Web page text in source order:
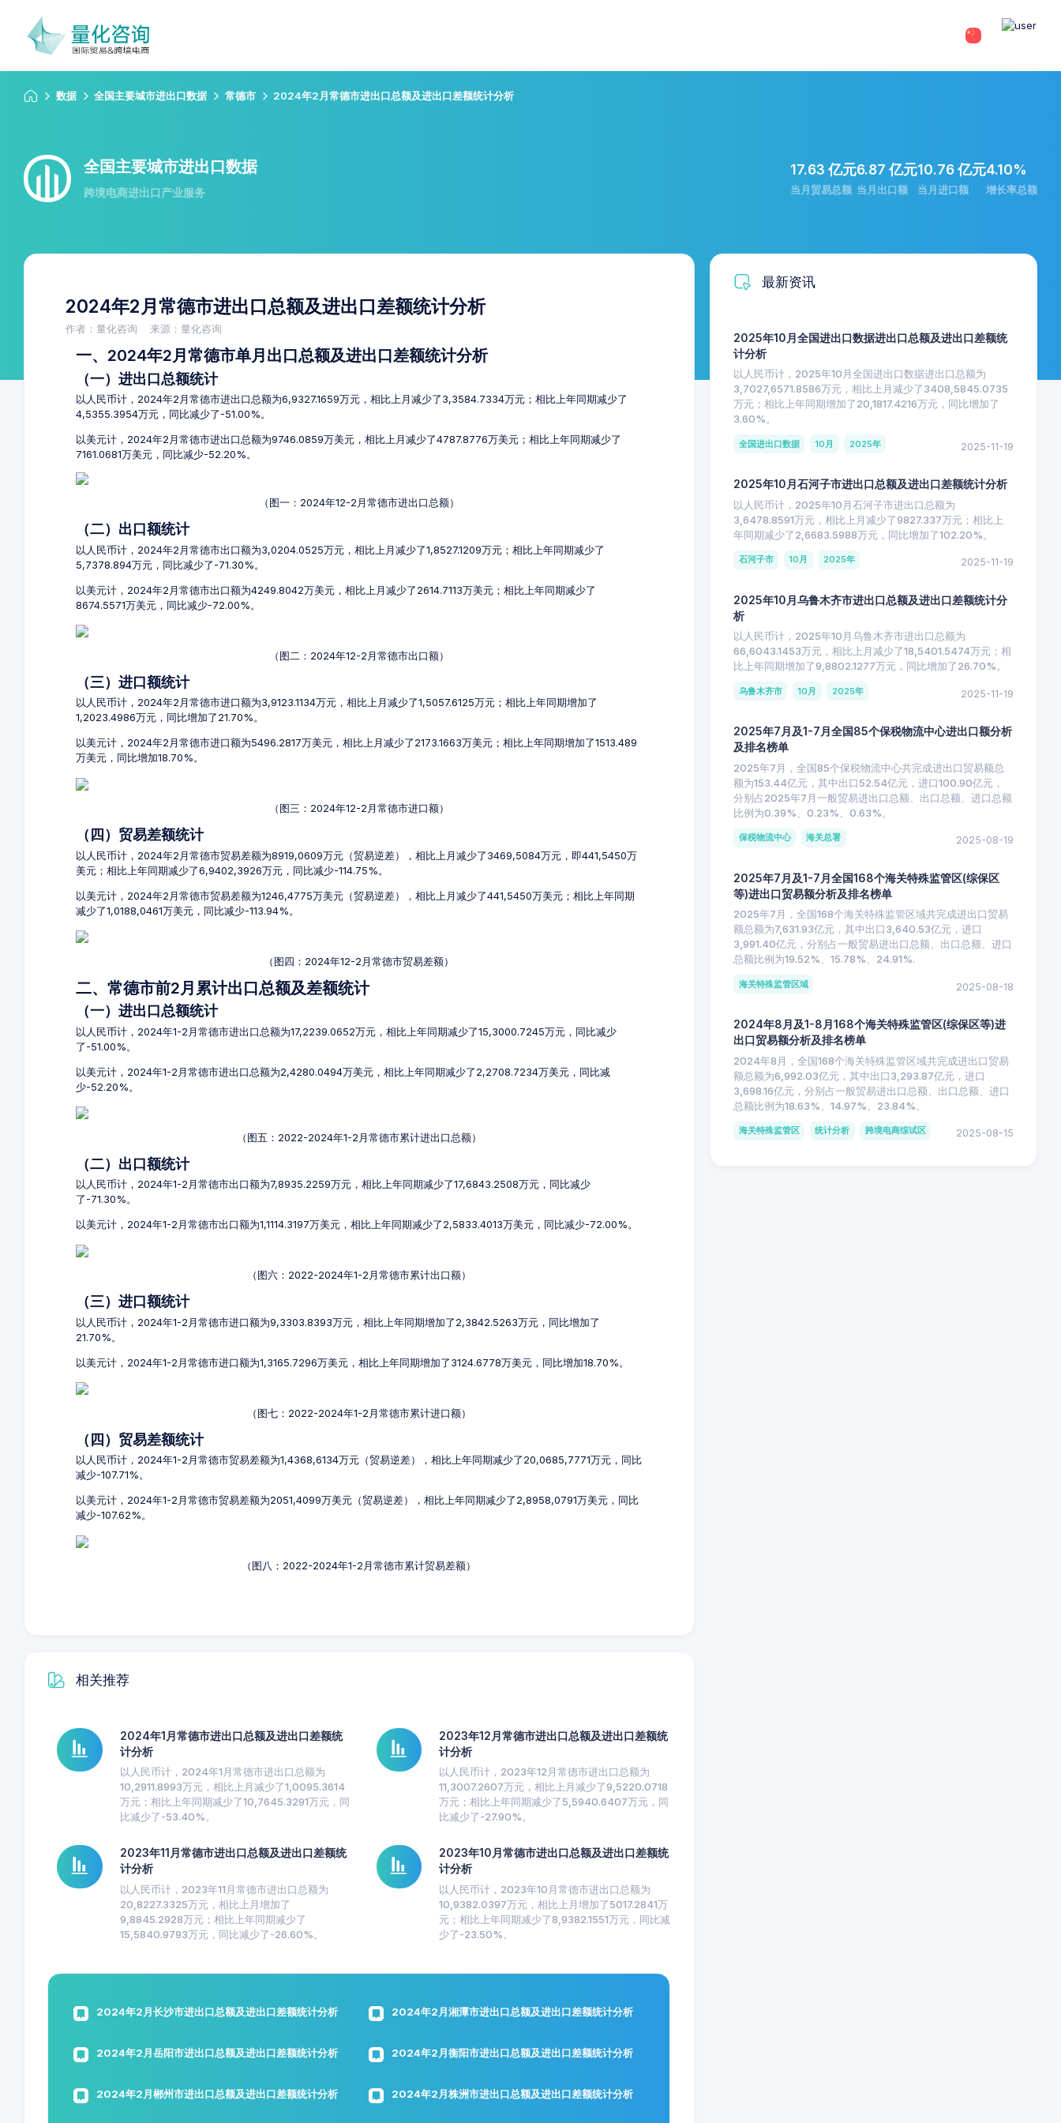
数据 全国主要城市进出口数据 常德市 2024年2月常德市进出口总额及进出口差额统计分析
全国主要城市进出口数据
跨境电商进出口产业服务
17.63 亿元
当月贸易总额
6.87 亿元
当月出口额
10.76 亿元
当月进口额
4.10%
增长率总额
2024年2月常德市进出口总额及进出口差额统计分析
作者：量化咨询 来源：量化咨询
一、2024年2月常德市单月出口总额及进出口差额统计分析
（一）进出口总额统计
以人民币计，2024年2月常德市进出口总额为6,9327.1659万元，相比上月减少了3,3584.7334万元；相比上年同期减少了
4,5355.3954万元，同比减少了-51.00%。
以美元计，2024年2月常德市进出口总额为9746.0859万美元，相比上月减少了4787.8776万美元；相比上年同期减少了
7161.0681万美元，同比减少-52.20%。
（图一：2024年12-2月常德市进出口总额）
（二）出口额统计
以人民币计，2024年2月常德市出口额为3,0204.0525万元，相比上月减少了1,8527.1209万元；相比上年同期减少了
5,7378.894万元，同比减少了-71.30%。
以美元计，2024年2月常德市出口额为4249.8042万美元，相比上月减少了2614.7113万美元；相比上年同期减少了
8674.5571万美元，同比减少-72.00%。
（图二：2024年12-2月常德市出口额）
（三）进口额统计
以人民币计，2024年2月常德市进口额为3,9123.1134万元，相比上月减少了1,5057.6125万元；相比上年同期增加了
1,2023.4986万元，同比增加了21.70%。
以美元计，2024年2月常德市进口额为5496.2817万美元，相比上月减少了2173.1663万美元；相比上年同期增加了1513.489
万美元，同比增加18.70%。
（图三：2024年12-2月常德市进口额）
（四）贸易差额统计
以人民币计，2024年2月常德市贸易差额为8919,0609万元（贸易逆差），相比上月减少了3469,5084万元，即441,5450万
美元；相比上年同期减少了6,9402,3926万元，同比减少-114.75%。
以美元计，2024年2月常德市贸易差额为1246,4775万美元（贸易逆差），相比上月减少了441,5450万美元；相比上年同期
减少了1,0188,0461万美元，同比减少-113.94%。
（图四：2024年12-2月常德市贸易差额）
二、常德市前2月累计出口总额及差额统计
（一）进出口总额统计
以人民币计，2024年1-2月常德市进出口总额为17,2239.0652万元，相比上年同期减少了15,3000.7245万元，同比减少
了-51.00%。
以美元计，2024年1-2月常德市进出口总额为2,4280.0494万美元，相比上年同期减少了2,2708.7234万美元，同比减
少-52.20%。
（图五：2022-2024年1-2月常德市累计进出口总额）
（二）出口额统计
以人民币计，2024年1-2月常德市出口额为7,8935.2259万元，相比上年同期减少了17,6843.2508万元，同比减少
了-71.30%。
以美元计，2024年1-2月常德市出口额为1,1114.3197万美元，相比上年同期减少了2,5833.4013万美元，同比减少-72.00%。
（图六：2022-2024年1-2月常德市累计出口额）
（三）进口额统计
以人民币计，2024年1-2月常德市进口额为9,3303.8393万元，相比上年同期增加了2,3842.5263万元，同比增加了
21.70%。
以美元计，2024年1-2月常德市进口额为1,3165.7296万美元，相比上年同期增加了3124.6778万美元，同比增加18.70%。
（图七：2022-2024年1-2月常德市累计进口额）
（四）贸易差额统计
以人民币计，2024年1-2月常德市贸易差额为1,4368,6134万元（贸易逆差），相比上年同期减少了20,0685,7771万元，同比
减少-107.71%。
以美元计，2024年1-2月常德市贸易差额为2051,4099万美元（贸易逆差），相比上年同期减少了2,8958,0791万美元，同比
减少-107.62%。
（图八：2022-2024年1-2月常德市累计贸易差额）
相关推荐
2024年1月常德市进出口总额及进出口差额统
计分析
以人民币计，2024年1月常德市进出口总额为
10,2911.8993万元，相比上月减少了1,0095.3614
万元；相比上年同期减少了10,7645.3291万元，同
比减少了-53.40%。
2023年12月常德市进出口总额及进出口差额统
计分析
以人民币计，2023年12月常德市进出口总额为
11,3007.2607万元，相比上月减少了9,5220.0718
万元；相比上年同期减少了5,5940.6407万元，同
比减少了-27.90%。
2023年11月常德市进出口总额及进出口差额统
计分析
以人民币计，2023年11月常德市进出口总额为
20,8227.3325万元，相比上月增加了
9,8845.2928万元；相比上年同期减少了
15,5840.9793万元，同比减少了-26.60%。
2023年10月常德市进出口总额及进出口差额统
计分析
以人民币计，2023年10月常德市进出口总额为
10,9382.0397万元，相比上月增加了5017.2841万
元；相比上年同期减少了8,9382.1551万元，同比减
少了-23.50%。
2024年2月长沙市进出口总额及进出口差额统计分析 2024年2月湘潭市进出口总额及进出口差额统计分析
2024年2月岳阳市进出口总额及进出口差额统计分析 2024年2月衡阳市进出口总额及进出口差额统计分析
2024年2月郴州市进出口总额及进出口差额统计分析 2024年2月株洲市进出口总额及进出口差额统计分析
最新资讯
2025年10月全国进出口数据进出口总额及进出口差额统
计分析
以人民币计，2025年10月全国进出口数据进出口总额为
3,7027,6571.8586万元，相比上月减少了3408,5845.0735
万元；相比上年同期增加了20,1817.4216万元，同比增加了
3.60%。
全国进出口数据 10月 2025年 2025-11-19
2025年10月石河子市进出口总额及进出口差额统计分析
以人民币计，2025年10月石河子市进出口总额为
3,6478.8591万元，相比上月减少了9827.337万元；相比上
年同期减少了2,6683.5988万元，同比增加了102.20%。
石河子市 10月 2025年 2025-11-19
2025年10月乌鲁木齐市进出口总额及进出口差额统计分
析
以人民币计，2025年10月乌鲁木齐市进出口总额为
66,6043.1453万元，相比上月减少了18,5401.5474万元；相
比上年同期增加了9,8802.1277万元，同比增加了26.70%。
乌鲁木齐市 10月 2025年 2025-11-19
2025年7月及1-7月全国85个保税物流中心进出口额分析
及排名榜单
2025年7月，全国85个保税物流中心共完成进出口贸易额总
额为153.44亿元，其中出口52.54亿元，进口100.90亿元，
分别占2025年7月一般贸易进出口总额、出口总额、进口总额
比例为0.39%、0.23%、0.63%。
保税物流中心 海关总署 2025-08-19
2025年7月及1-7月全国168个海关特殊监管区(综保区
等)进出口贸易额分析及排名榜单
2025年7月，全国168个海关特殊监管区域共完成进出口贸易
额总额为7,631.93亿元，其中出口3,640.53亿元，进口
3,991.40亿元，分别占一般贸易进出口总额、出口总额、进口
总额比例为19.52%、15.78%、24.91%.
海关特殊监管区域 2025-08-18
2024年8月及1-8月168个海关特殊监管区(综保区等)进
出口贸易额分析及排名榜单
2024年8月，全国168个海关特殊监管区域共完成进出口贸易
额总额为6,992.03亿元，其中出口3,293.87亿元，进口
3,698.16亿元，分别占一般贸易进出口总额、出口总额、进口
总额比例为18.63%、14.97%、23.84%。
海关特殊监管区 统计分析 跨境电商综试区 2025-08-15